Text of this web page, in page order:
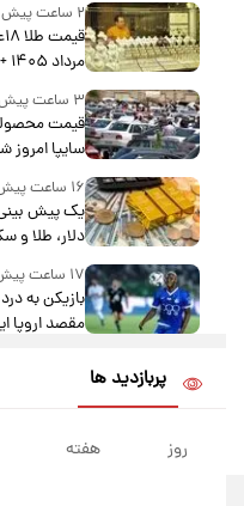
۲ ساعت پیش
مرداد ۱۴۰۵ +جدول
۳ ساعت پیش
قیمت
سایپا امروز شنبه ۱۷
۱۶ ساعت پیش
یک پیش
۱۴۰۵
۱۷ ساعت پیش
بازیکن به
مقصد اروپا
تصاویر
حاجی‌زاده و
شهید
۲۳ ساعت پیش
پربازدید ها
روز هفته